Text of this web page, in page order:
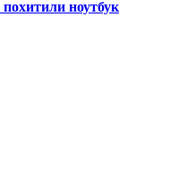
ноутбук